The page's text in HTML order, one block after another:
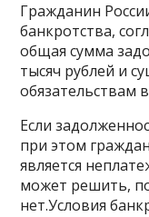
Гражданин
банкротства,
общая сумма
тысяч рублей и
обязательствам
Если
при этом
является
может решить,
нет.Условия